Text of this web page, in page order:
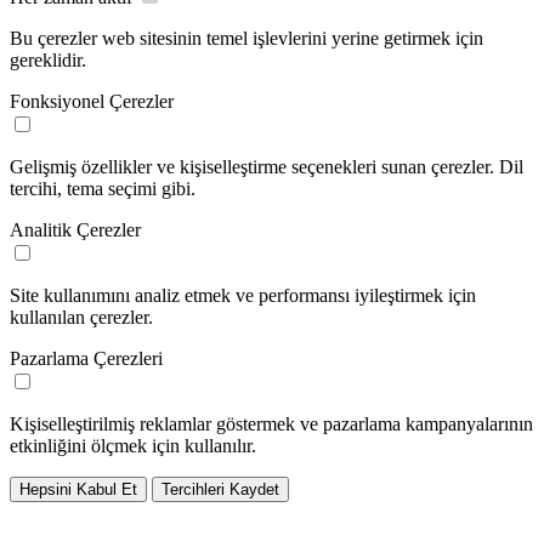
Bu çerezler web sitesinin temel işlevlerini yerine getirmek için
gereklidir.
Fonksiyonel Çerezler
Gelişmiş özellikler ve kişiselleştirme seçenekleri sunan çerezler. Dil
tercihi, tema seçimi gibi.
Analitik Çerezler
Site kullanımını analiz etmek ve performansı iyileştirmek için
kullanılan çerezler.
Pazarlama Çerezleri
Kişiselleştirilmiş reklamlar göstermek ve pazarlama kampanyalarının
etkinliğini ölçmek için kullanılır.
Hepsini Kabul Et Tercihleri Kaydet